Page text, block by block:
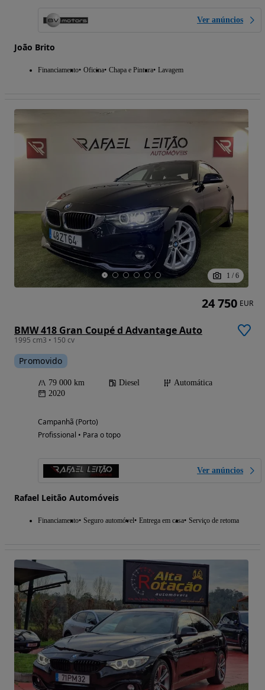
Ver anúncios
João Brito
Financiamento Oficina Chapa e Pintura Lavagem
1 / 6
BMW 418 Gran Coupé d Advantage Auto
1995 cm3 • 150 cv
Promovido
79 000 km Diesel
Automática
2020
Campanhã (Porto)
Profissional • Para o topo
Ver anúncios
Rafael Leitão Automóveis
Financiamento Seguro automóvel Entrega em casa Serviço de retoma
24 750 EUR